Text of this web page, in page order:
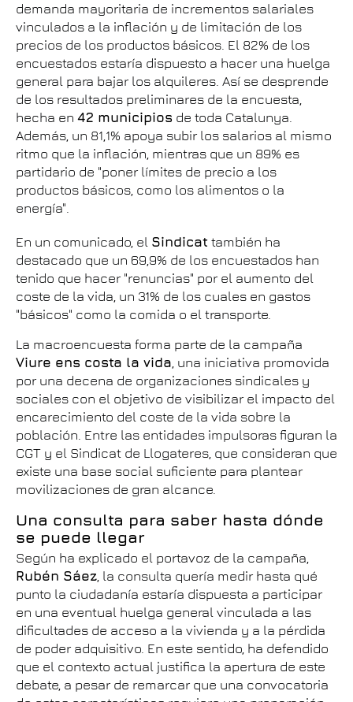
demanda mayoritaria de incrementos salariales
vinculados a la inflación y de limitación de los
precios de los productos básicos. El 82% de los
encuestados estaría dispuesto a hacer una huelga
general para bajar los alquileres. Así se desprende
de los resultados preliminares de la encuesta,
hecha en 42 municipios de toda Catalunya.
Además, un 81,1% apoya subir los salarios al mismo
ritmo que la inflación, mientras que un 89% es
partidario de "poner límites de precio a los
productos básicos, como los alimentos o la
energía".
En un comunicado, el Sindicat también ha
destacado que un 69,9% de los encuestados han
tenido que hacer "renuncias" por el aumento del
coste de la vida, un 31% de los cuales en gastos
"básicos" como la comida o el transporte.
La macroencuesta forma parte de la campaña
Viure ens costa la vida, una iniciativa promovida
por una decena de organizaciones sindicales y
sociales con el objetivo de visibilizar el impacto del
encarecimiento del coste de la vida sobre la
población. Entre las entidades impulsoras figuran la
CGT y el Sindicat de Llogateres, que consideran que
existe una base social suficiente para plantear
movilizaciones de gran alcance.
Una consulta para saber hasta dónde
se puede llegar
Según ha explicado el portavoz de la campaña,
Rubén Sáez, la consulta quería medir hasta qué
punto la ciudadanía estaría dispuesta a participar
en una eventual huelga general vinculada a las
dificultades de acceso a la vivienda y a la pérdida
de poder adquisitivo. En este sentido, ha defendido
que el contexto actual justifica la apertura de este
debate, a pesar de remarcar que una convocatoria